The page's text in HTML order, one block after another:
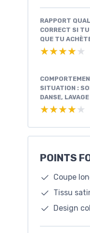
RAPPORT
CORRECT SI
QUE TU
★★★★★
★★★★★
SITUATION :
DANSE, LAVAGE
★★★★★
★★★★★
POINTS
Coupe
Tissu
Design